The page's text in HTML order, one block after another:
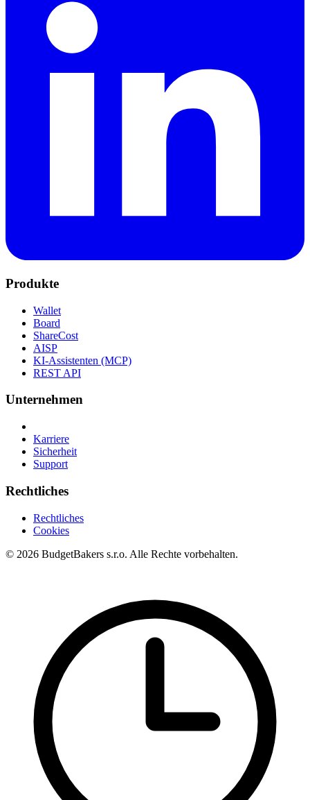
Produkte
Wallet
Board
ShareCost
AISP
KI-Assistenten (MCP)
REST API
Unternehmen
Karriere
Sicherheit
Support
Rechtliches
Rechtliches
Cookies
© 2026 BudgetBakers s.r.o. Alle Rechte vorbehalten.